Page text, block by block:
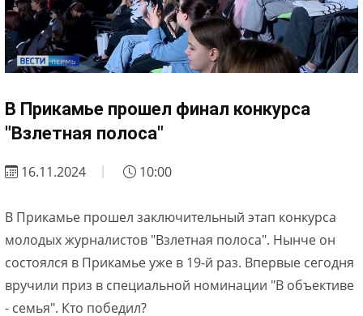
В Прикамье прошел финал конкурса
"Взлетная полоса"
16.11.2024 10:00
В Прикамье прошел заключительный этап конкурса
молодых журналистов "Взлетная полоса". Нынче он
состоялся в Прикамье уже в 19-й раз. Впервые сегодня
вручили приз в специальной номинации "В объективе
- семья". Кто победил?